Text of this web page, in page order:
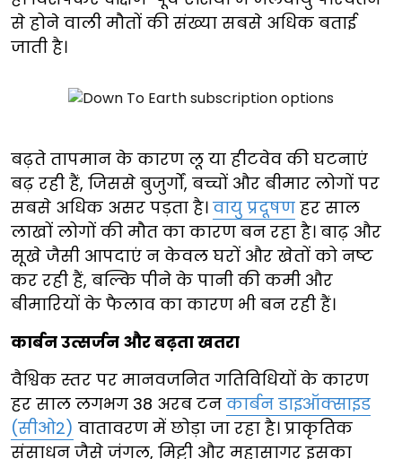
से होने वाली मौतों की संख्या सबसे अधिक बताई
जाती है।
बढ़ते तापमान के कारण लू या हीटवेव की घटनाएं
बढ़ रही हैं, जिससे बुजुर्गों, बच्चों और बीमार लोगों पर
सबसे अधिक असर पड़ता है। वायु प्रदूषण हर साल
लाखों लोगों की मौत का कारण बन रहा है। बाढ़ और
सूखे जैसी आपदाएं न केवल घरों और खेतों को नष्ट
कर रही हैं, बल्कि पीने के पानी की कमी और
बीमारियों के फैलाव का कारण भी बन रही हैं।
कार्बन उत्सर्जन और बढ़ता खतरा
वैश्विक स्तर पर मानवजनित गतिविधियों के कारण
हर साल लगभग 38 अरब टन कार्बन डाइऑक्साइड
(सीओ2) वातावरण में छोड़ा जा रहा है। प्राकृतिक
संसाधन जैसे जंगल, मिट्टी और महासागर इसका